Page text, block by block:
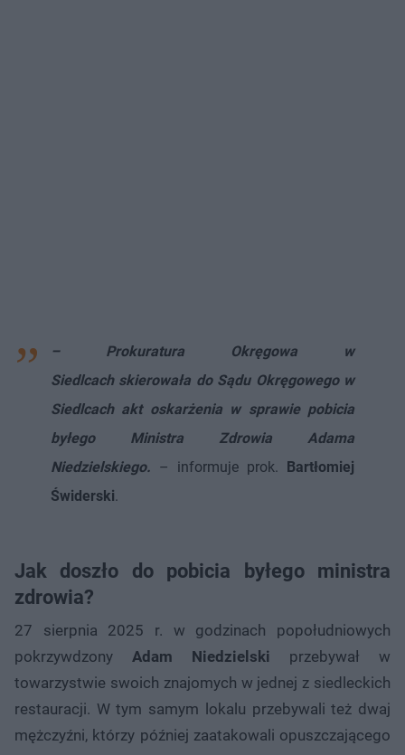
– Prokuratura Okręgowa w
Siedlcach skierowała do Sądu Okręgowego w
Siedlcach akt oskarżenia w sprawie pobicia
byłego Ministra Zdrowia Adama
Niedzielskiego. – informuje prok. Bartłomiej
Świderski.
Jak doszło do pobicia byłego ministra
zdrowia?
27 sierpnia 2025 r. w godzinach popołudniowych
pokrzywdzony Adam Niedzielski przebywał w
towarzystwie swoich znajomych w jednej z siedleckich
restauracji. W tym samym lokalu przebywali też dwaj
mężczyźni, którzy później zaatakowali opuszczającego